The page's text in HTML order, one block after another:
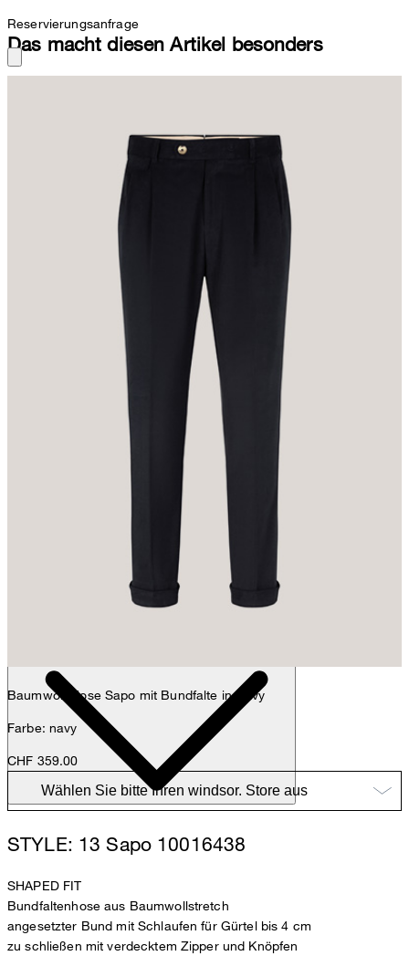
Reservierungsanfrage
Baumwoll-Hose Sapo mit Bundfalte in Navy
Farbe: navy
CHF 359.00
Das macht diesen Artikel besonders
Patte das Design auszeichnen. Hosenbeinabschlüsse mit
Umschlag setzen moderne Akzente und runden stilvoll ab.
Fashion- & Lifestyle-Redaktion
STYLE: 13 Sapo 10016438
SHAPED FIT
Bundfaltenhose aus Baumwollstretch
angesetzter Bund mit Schlaufen für Gürtel bis 4 cm
zu schließen mit verdecktem Zipper und Knöpfen